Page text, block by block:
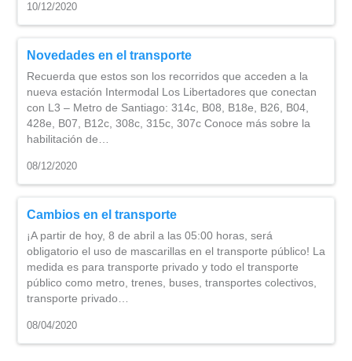
10/12/2020
Novedades en el transporte
Recuerda que estos son los recorridos que acceden a la
nueva estación Intermodal Los Libertadores que conectan
con L3 – Metro de Santiago: 314c, B08, B18e, B26, B04,
428e, B07, B12c, 308c, 315c, 307c Conoce más sobre la
habilitación de…
08/12/2020
Cambios en el transporte
¡A partir de hoy, 8 de abril a las 05:00 horas, será
obligatorio el uso de mascarillas en el transporte público! La
medida es para transporte privado y todo el transporte
público como metro, trenes, buses, transportes colectivos,
transporte privado…
08/04/2020